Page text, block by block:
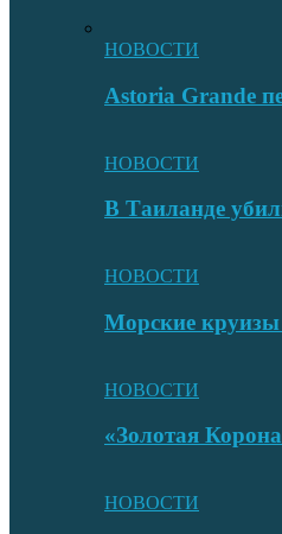
НОВОСТИ
Astoria Grande
НОВОСТИ
В Таиланде
НОВОСТИ
Морские
НОВОСТИ
«Золотая
НОВОСТИ